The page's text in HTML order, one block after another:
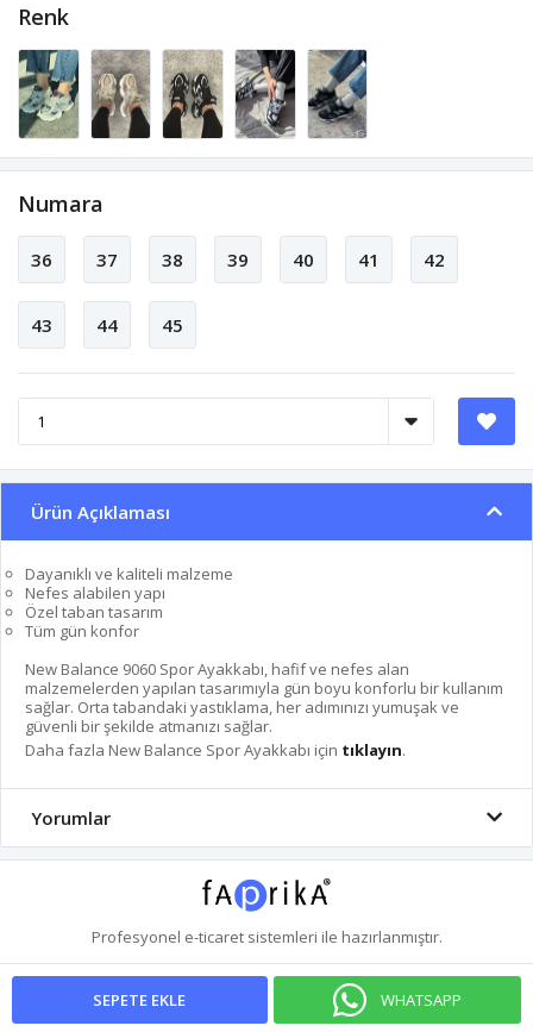
Renk
Numara
36 37 38 39 40 41 42
43 44 45
SEPETE EKLE WHATSAPP
Ürün Açıklaması
Dayanıklı ve kaliteli malzeme
Nefes alabilen yapı
Özel taban tasarım
Tüm gün konfor
New Balance 9060 Spor Ayakkabı, hafif ve nefes alan
malzemelerden yapılan tasarımıyla gün boyu konforlu bir kullanım
sağlar. Orta tabandaki yastıklama, her adımınızı yumuşak ve
güvenli bir şekilde atmanızı sağlar.
Daha fazla New Balance Spor Ayakkabı için tıklayın.
Yorumlar
Profesyonel e-ticaretsistemleri ile hazırlanmıştır.